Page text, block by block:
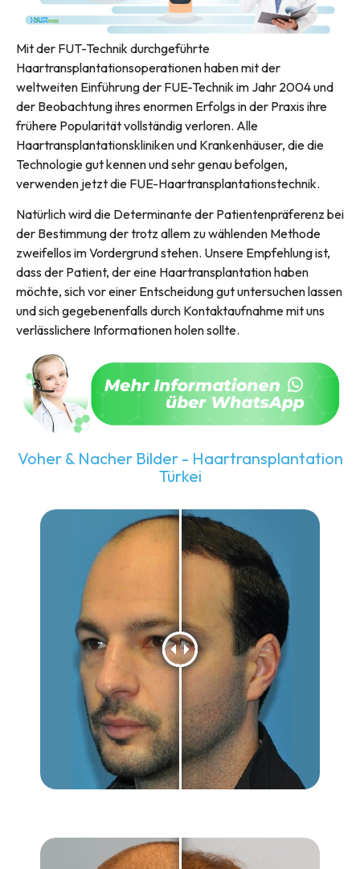
Mit der FUT-Technik durchgeführte
Haartransplantationsoperationen haben mit der
weltweiten Einführung der FUE-Technik im Jahr 2004 und
der Beobachtung ihres enormen Erfolgs in der Praxis ihre
frühere Popularität vollständig verloren. Alle
Haartransplantationskliniken und Krankenhäuser, die die
Technologie gut kennen und sehr genau befolgen,
verwenden jetzt die FUE-Haartransplantationstechnik.
Natürlich wird die Determinante der Patientenpräferenz bei
der Bestimmung der trotz allem zu wählenden Methode
zweifellos im Vordergrund stehen. Unsere Empfehlung ist,
dass der Patient, der eine Haartransplantation haben
möchte, sich vor einer Entscheidung gut untersuchen lassen
und sich gegebenenfalls durch Kontaktaufnahme mit uns
verlässlichere Informationen holen sollte.
Voher & Nacher Bilder - Haartransplantation
Türkei